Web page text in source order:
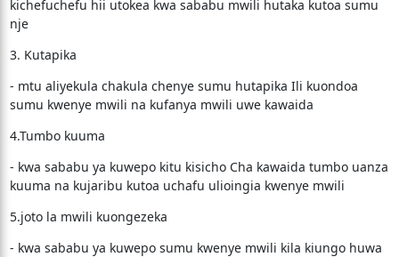
kichefuchefu hii utokea kwa sababu mwili hutaka kutoa sumu
nje
3. Kutapika
- mtu aliyekula chakula chenye sumu hutapika Ili kuondoa
sumu kwenye mwili na kufanya mwili uwe kawaida
4.Tumbo kuuma
- kwa sababu ya kuwepo kitu kisicho Cha kawaida tumbo uanza
kuuma na kujaribu kutoa uchafu ulioingia kwenye mwili
5.joto la mwili kuongezeka
- kwa sababu ya kuwepo sumu kwenye mwili kila kiungo huwa